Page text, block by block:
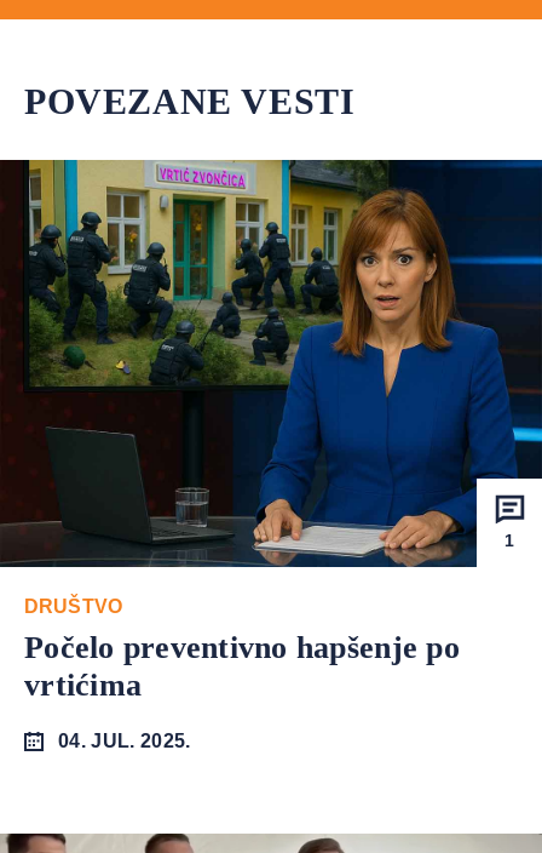
POVEZANE VESTI
1
DRUŠTVO
Počelo preventivno hapšenje po
vrtićima
04. JUL. 2025.